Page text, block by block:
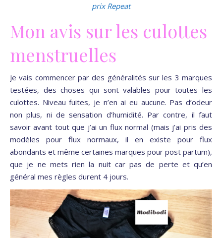
prix Repeat
Mon avis sur les culottes
menstruelles
Je vais commencer par des généralités sur les 3 marques
testées, des choses qui sont valables pour toutes les
culottes. Niveau fuites, je n’en ai eu aucune. Pas d’odeur
non plus, ni de sensation d’humidité. Par contre, il faut
savoir avant tout que j’ai un flux normal (mais j’ai pris des
modèles pour flux normaux, il en existe pour flux
abondants et même certaines marques pour post partum),
que je ne mets rien la nuit car pas de perte et qu’en
général mes règles durent 4 jours.